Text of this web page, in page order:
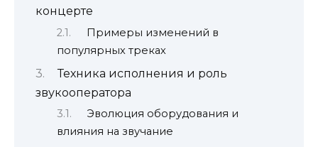
концерте
Примеры изменений в
популярных треках
Техника исполнения и роль
звукооператора
Эволюция оборудования и
влияния на звучание